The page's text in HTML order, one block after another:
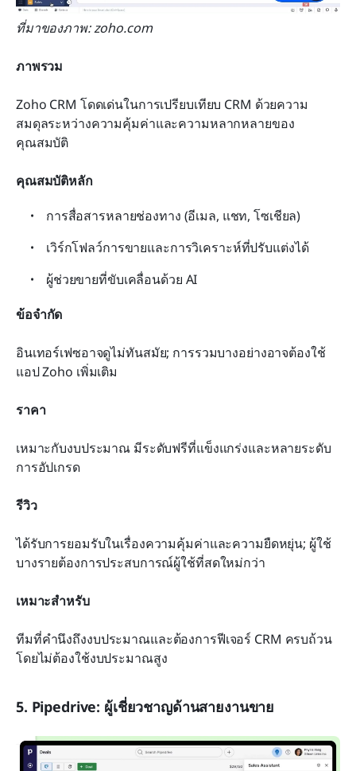
ที่มาของภาพ: zoho.com
ภาพรวม
Zoho CRM โดดเด่นในการเปรียบเทียบ CRM ด้วยความ
สมดุลระหว่างความคุ้มค่าและความหลากหลายของ
คุณสมบัติ
คุณสมบัติหลัก
การสื่อสารหลายช่องทาง (อีเมล, แชท, โซเชียล)
เวิร์กโฟลว์การขายและการวิเคราะห์ที่ปรับแต่งได้
ผู้ช่วยขายที่ขับเคลื่อนด้วย AI
ข้อจำกัด
อินเทอร์เฟซอาจดูไม่ทันสมัย; การรวมบางอย่างอาจต้องใช้
แอป Zoho เพิ่มเติม
ราคา
เหมาะกับงบประมาณ มีระดับฟรีที่แข็งแกร่งและหลายระดับ
การอัปเกรด
รีวิว
ได้รับการยอมรับในเรื่องความคุ้มค่าและความยืดหยุ่น; ผู้ใช้
บางรายต้องการประสบการณ์ผู้ใช้ที่สดใหม่กว่า
เหมาะสำหรับ
ทีมที่คำนึงถึงงบประมาณและต้องการฟีเจอร์ CRM ครบถ้วน
โดยไม่ต้องใช้งบประมาณสูง
5. Pipedrive: ผู้เชี่ยวชาญด้านสายงานขาย